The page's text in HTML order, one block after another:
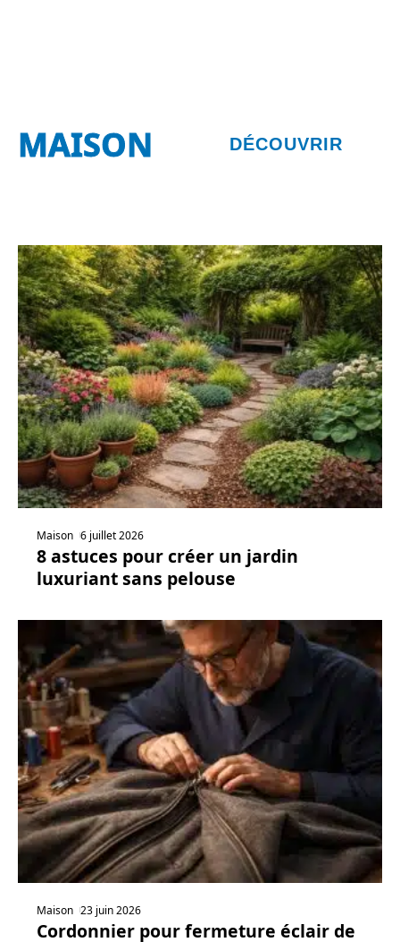
MAISON DÉCOUVRIR
Maison 6 juillet 2026
8 astuces pour créer un jardin
luxuriant sans pelouse
Maison 23 juin 2026
Cordonnier pour fermeture éclair de